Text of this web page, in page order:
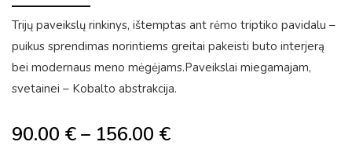
Trijų paveikslų rinkinys, ištemptas ant rėmo triptiko pavidalu –
puikus sprendimas norintiems greitai pakeisti buto interjerą
bei modernaus meno mėgėjams.Paveikslai miegamajam,
svetainei – Kobalto abstrakcija.
90.00 €– 156.00 €